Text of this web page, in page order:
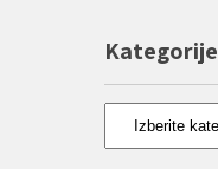
Kategorije
Kategorije